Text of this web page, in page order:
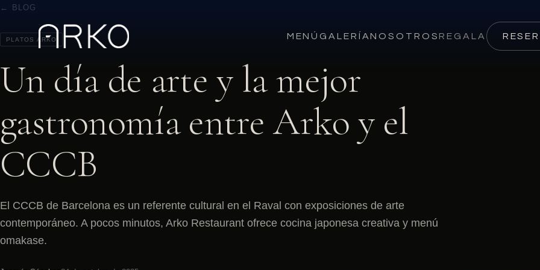
MENÚ GALERÍANOSOTROS REGALA
← BLOG
PLATOS ARKO
Un día de arte y la mejor
gastronomía entre Arko y el
CCCB
El CCCB de Barcelona es un referente cultural en el Raval con exposiciones de arte
contemporáneo. A pocos minutos, Arko Restaurant ofrece cocina japonesa creativa y menú
omakase.